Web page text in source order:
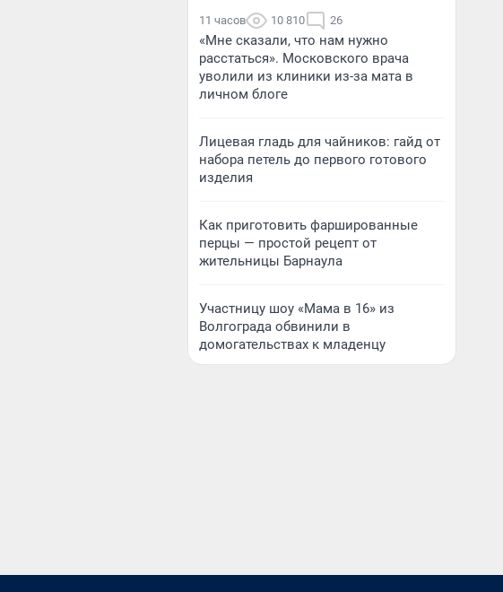
11 часов 10 810 26
«Мне сказали, что нам нужно
расстаться». Московского врача
уволили из клиники из-за мата в
личном блоге
Лицевая гладь для чайников: гайд от
набора петель до первого готового
изделия
Как приготовить фаршированные
перцы — простой рецепт от
жительницы Барнаула
Участницу шоу «Мама в 16» из
Волгограда обвинили в
домогательствах к младенцу